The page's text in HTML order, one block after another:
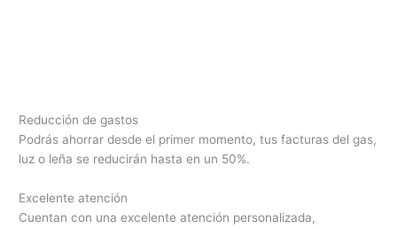
Reducción de gastos
Podrás ahorrar desde el primer momento, tus facturas del gas,
luz o leña se reducirán hasta en un 50%.
Excelente atención
Cuentan con una excelente atención personalizada,